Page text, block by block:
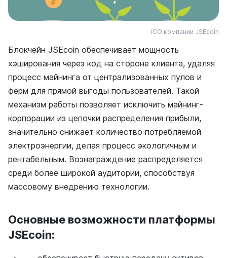
ICO компании JSEcoin
Блокчейн JSEcoin обеспечивает мощность
хэширования через код на стороне клиента, удаляя
процесс майнинга от централизованных пулов и
ферм для прямой выгоды пользователей. Такой
механизм работы позволяет исключить майнинг-
корпорации из цепочки распределения прибыли,
значительно снижает количество потребляемой
электроэнергии, делая процесс экологичным и
рентабельным. Вознаграждение распределяется
среди более широкой аудитории, способствуя
массовому внедрению технологии.
Основные возможности платформы
JSEcoin: